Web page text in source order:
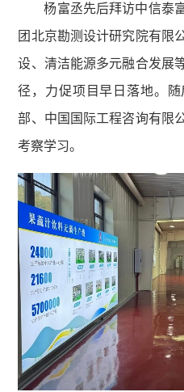
杨富丞先后拜访中信泰
团北京勘测设计研究院有限
设、清洁能源多元融合发展
径，力促项目早日落地。
部、中国国际工程咨询有限
考察学习。